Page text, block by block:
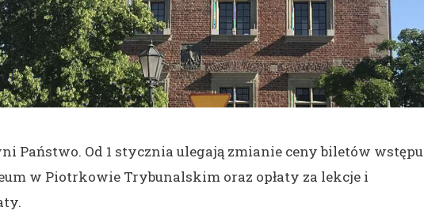
Państwo. Od 1 stycznia ulegają zmianie ceny biletów wstępu
w Piotrkowie Trybunalskim oraz opłaty za lekcje i